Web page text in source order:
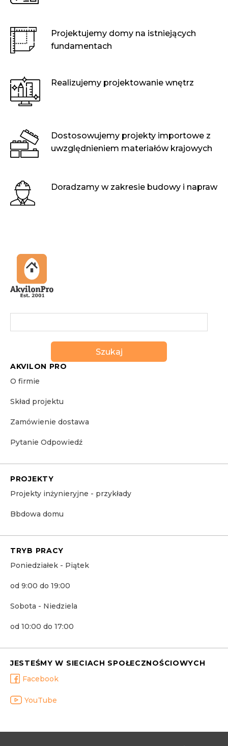
Projektujemy domy na istniejących
fundamentach
Realizujemy projektowanie wnętrz
Dostosowujemy projekty importowe z
uwzględnieniem materiałów krajowych
Doradzamy w zakresie budowy i napraw
Szukaj
AKVILON PRO
O firmie
Skład projektu
Zamówienie dostawa
Pytanie Odpowiedź
PROJEKTY
Projekty inżynieryjne - przykłady
Bbdowa domu
TRYB PRACY
Poniedziałek - Piątek
od 9:00 do 19:00
Sobota - Niedziela
od 10:00 do 17:00
JESTEŚMY W SIECIACH SPOŁECZNOŚCIOWYCH
Facebook
YouTube